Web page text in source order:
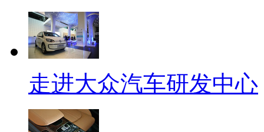
走进大众汽车研发中心